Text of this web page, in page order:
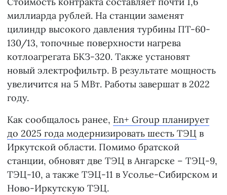
миллиарда рублей. На станции заменят
цилиндр высокого давления турбины ПТ-60-
130/13, топочные поверхности нагрева
котлоагрегата БКЗ-320. Также установят
новый электрофильтр. В результате мощность
увеличится на 5 МВт. Работы завершат в 2022
году.
Как сообщалось ранее, En+ Group планирует
до 2025 года модернизировать шесть ТЭЦ в
Иркутской области. Помимо братской
станции, обновят две ТЭЦ в Ангарске – ТЭЦ-9,
ТЭЦ-10, а также ТЭЦ-11 в Усолье-Сибирском и
Ново-Иркутскую ТЭЦ.